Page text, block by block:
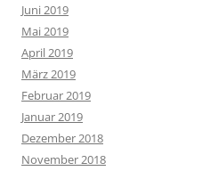
Juni 2019
Mai 2019
April 2019
März 2019
Februar 2019
Januar 2019
Dezember 2018
November 2018